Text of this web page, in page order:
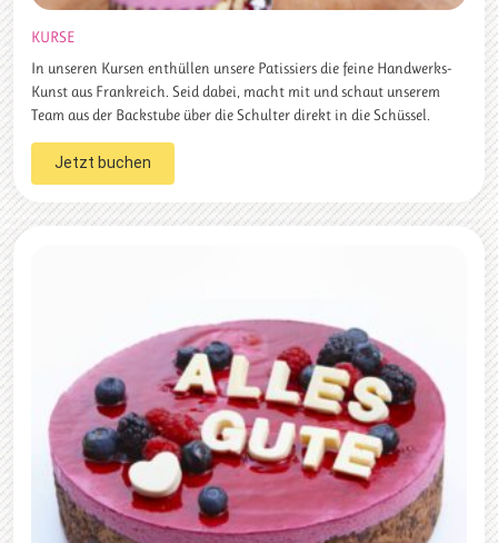
KURSE
In unseren Kursen enthüllen unsere Patissiers die feine Handwerks-
Kunst aus Frankreich. Seid dabei, macht mit und schaut unserem
Team aus der Backstube über die Schulter direkt in die Schüssel.
Jetzt buchen